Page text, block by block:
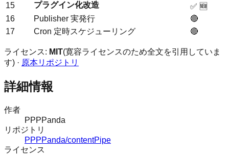
15
プラグイン化改造
✅ 🆕
16
Publisher 実発行
🔴
17
Cron 定時スケジューリング 🔴
ライセンス: MIT(寛容ライセンスのため全文を引用していま
す) · 原本リポジトリ
詳細情報
作者
PPPPanda
リポジトリ
PPPPanda/contentPipe
ライセンス